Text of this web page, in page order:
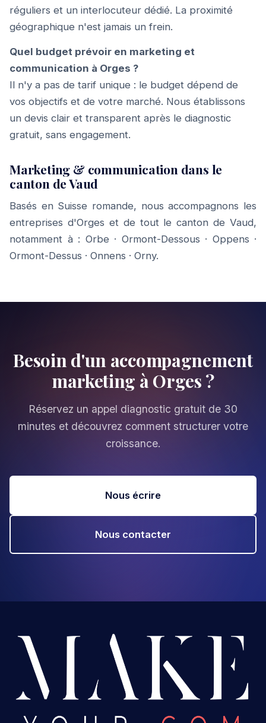
réguliers et un interlocuteur dédié. La proximité
géographique n'est jamais un frein.
Quel budget prévoir en marketing et
communication à Orges ?
Il n'y a pas de tarif unique : le budget dépend de
vos objectifs et de votre marché. Nous établissons
un devis clair et transparent après le diagnostic
gratuit, sans engagement.
Marketing & communication dans le
canton de Vaud
Basés en Suisse romande, nous accompagnons les
entreprises d'Orges et de tout le canton de Vaud,
notamment à : Orbe · Ormont-Dessous · Oppens ·
Ormont-Dessus · Onnens · Orny.
Besoin d'un accompagnement
marketing à Orges ?
Réservez un appel diagnostic gratuit de 30
minutes et découvrez comment structurer votre
croissance.
Nous écrire
Nous contacter